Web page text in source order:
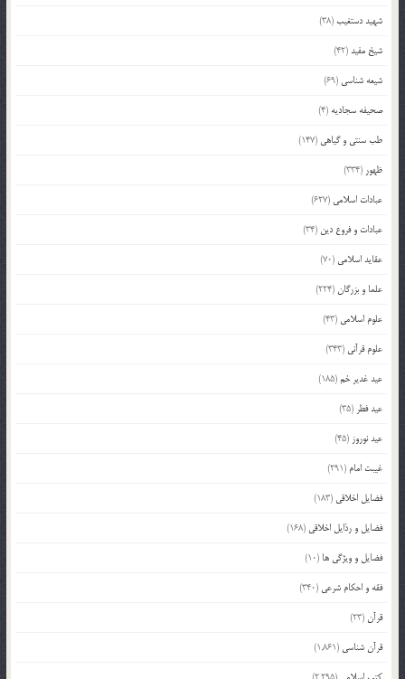
شهید دستغیب(38)
شیخ مفید(42)
شیعه شناسی (69)
صحیفه سجادیه (4)
طب سنتی و گیاهی (147)
ظهور (334)
عبادات اسلامی (627)
عبادات و فروع دین (34)
عقاید اسلامی (70)
علما و بزرگان(224)
علوم اسلامی (43)
علوم قرآنی (343)
عید غدیر خم(185)
عید فطر (35)
عید نوروز (45)
غیبت امام (291)
فضایل اخلاقی (183)
فضایل و رذایل اخلاقی (168)
فضایل و ویژگی ها (10)
فقه و احکام شرعی (340)
قرآن(23)
قرآن شناسی (1,861)